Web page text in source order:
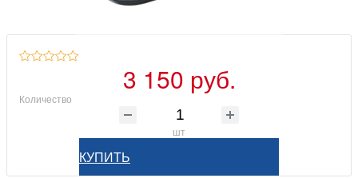
3 150 руб.
Количество
шт
КУПИТЬ